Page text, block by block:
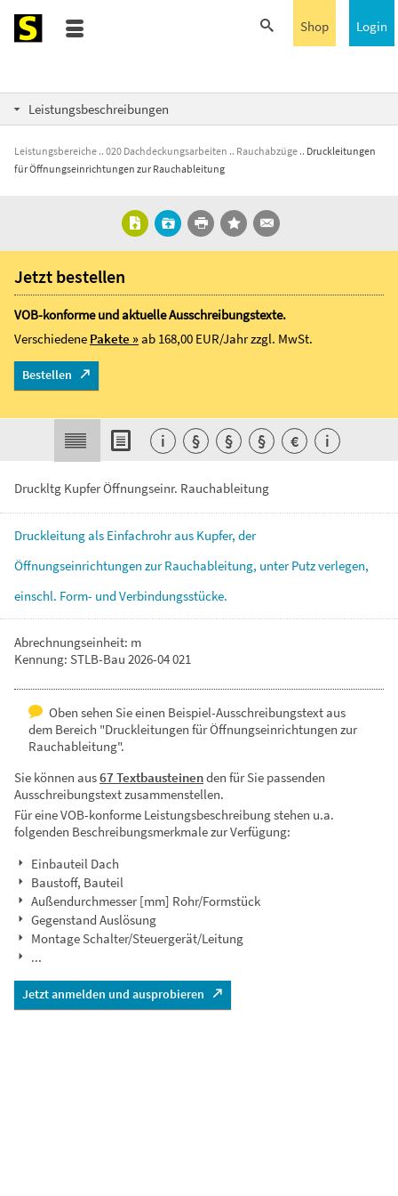
Login
Shop
Leistungsbeschreibungen
Leistungsbereiche 020 Dachdeckungsarbeiten Rauchabzüge
Druckleitungen
für Öffnungseinrichtungen zur Rauchableitung
Druckltg Kupfer Öffnungseinr. Rauchableitung
Druckleitungals Einfachrohraus Kupfer, der
Öffnungseinrichtungen zurRauchableitung, unterPutzverlegen,
einschl. Form- undVerbindungsstücke.
Abrechnungseinheit: m
Kennung: STLB-Bau 2026-04 021
Oben sehen Sie einen Beispiel-Ausschreibungstext aus
dem Bereich "Druckleitungen für Öffnungseinrichtungen zur
Rauchableitung".
Sie können aus67 Textbausteinenden für Sie passenden
Ausschreibungstext zusammenstellen.
Für eine VOB-konforme Leistungsbeschreibung stehen u.a.
folgenden Beschreibungsmerkmale zur Verfügung:
Einbauteil Dach
Baustoff, Bauteil
Außendurchmesser [mm] Rohr/Formstück
Gegenstand Auslösung
Montage Schalter/Steuergerät/Leitung
...
Jetzt anmelden und ausprobieren
Jetzt bestellen
VOB-konforme und aktuelle Ausschreibungstexte.
Verschiedene Pakete »ab 168,00 EUR/Jahrzzgl. MwSt.
Bestellen
i § § § € i